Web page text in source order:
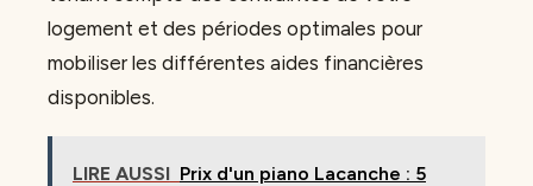
logement et des périodes optimales pour
mobiliser les différentes aides financières
disponibles.
LIRE AUSSI Prix d'un piano Lacanche : 5